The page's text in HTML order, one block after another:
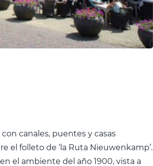
canales, puentes y casas
el folleto de ‘la Ruta Nieuwenkamp’.
el ambiente del año 1900, vista a